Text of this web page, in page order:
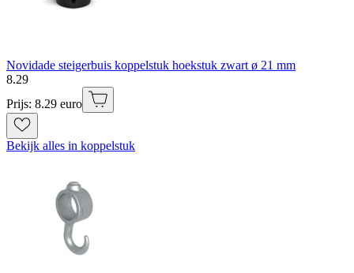
Novidade steigerbuis koppelstuk hoekstuk zwart ø 21 mm
8.29
Prijs: 8.29 euro
Bekijk alles in koppelstuk